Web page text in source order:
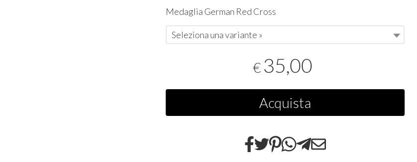
Medaglia German Red Cross
Seleziona una variante »
€ 35,00
Acquista